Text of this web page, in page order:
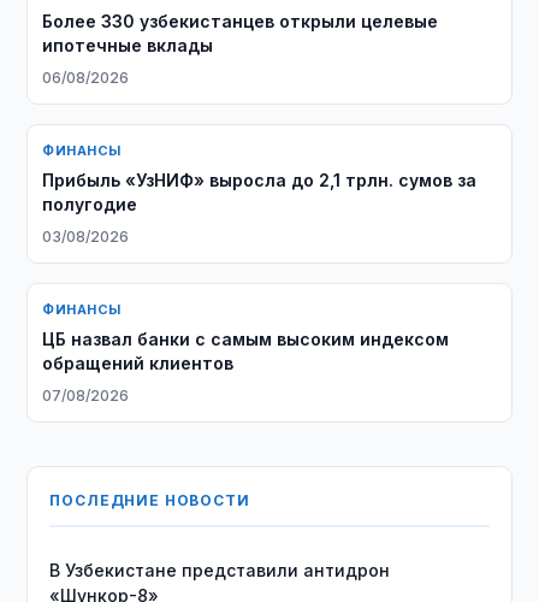
Более 330 узбекистанцев открыли целевые
ипотечные вклады
06/08/2026
ФИНАНСЫ
Прибыль «УзНИФ» выросла до 2,1 трлн. сумов за
полугодие
03/08/2026
ФИНАНСЫ
ЦБ назвал банки с самым высоким индексом
обращений клиентов
07/08/2026
ПОСЛЕДНИЕ НОВОСТИ
В Узбекистане представили антидрон
«Шункор-8»